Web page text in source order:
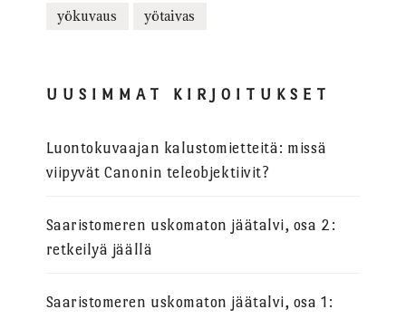
yökuvaus yötaivas
UUSIMMAT KIRJOITUKSET
Luontokuvaajan kalustomietteitä: missä
viipyvät Canonin teleobjektiivit?
Saaristomeren uskomaton jäätalvi, osa 2:
retkeilyä jäällä
Saaristomeren uskomaton jäätalvi, osa 1: